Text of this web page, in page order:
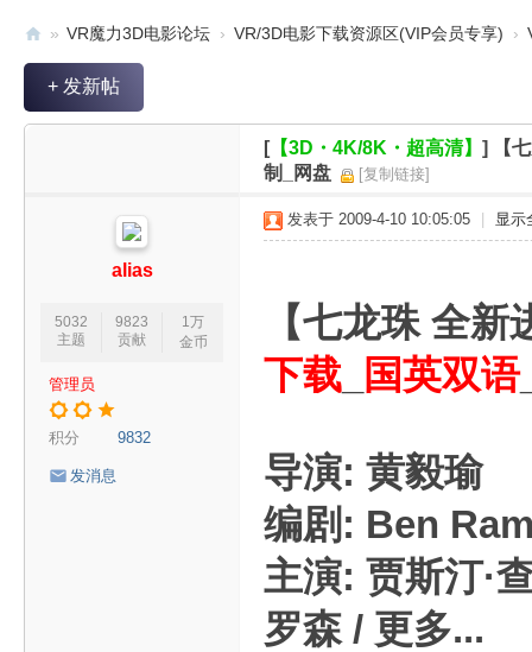
V
» VR魔力3D电影论坛 › VR/3D电影下载资源区(VIP会员专享) ›
+ 发新帖
[【3D・4K/8K・超高清】 ]
【
制_网盘
[复制链接]
alias
5032
主题
9823
贡献
1万
金币
管理员
积分 9832
发消息
发表于 2009-4-10 10:05:05 显示
【七龙珠 全
下载
国英双语
导演: 黄毅瑜
编剧: Ben
主演: 贾斯汀·
罗森 / 更多...